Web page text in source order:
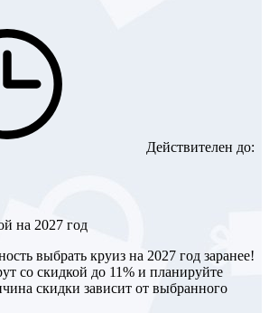
Действителен до:
на 2027 год
выбрать круиз на 2027 год заранее!
со скидкой до 11% и планируйте
скидки зависит от выбранного